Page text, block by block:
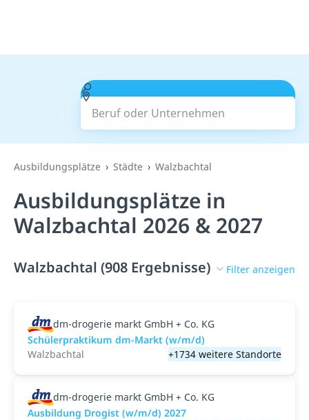
Beruf oder Unternehmen
Suchen
Ausbildungsplätze Städte Walzbachtal
Ausbildungsplätze in
Walzbachtal 2026 & 2027
Walzbachtal (908 Ergebnisse) Filter anzeigen
dm-drogerie markt GmbH + Co. KG
Schülerpraktikum dm-Markt (w/m/d)
Walzbachtal
+1734 weitere Standorte
dm-drogerie markt GmbH + Co. KG
Ausbildung Drogist (w/m/d) 2027